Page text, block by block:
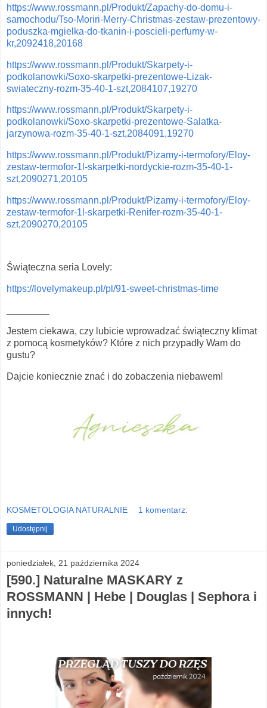
https://www.rossmann.pl/Produkt/Zapachy-do-domu-i-
samochodu/Tso-Moriri-Merry-Christmas-zestaw-prezentowy-
poduszka-mgielka-do-tkanin-i-poscieli-perfumy-w-
kr,2092418,20168
https://www.rossmann.pl/Produkt/Skarpety-i-
podkolanowki/Soxo-skarpetki-prezentowe-Lizak-
swiateczny-rozm-35-40-1-szt,2084107,19270
https://www.rossmann.pl/Produkt/Skarpety-i-
podkolanowki/Soxo-skarpetki-prezentowe-Salatka-
jarzynowa-rozm-35-40-1-szt,2084091,19270
https://www.rossmann.pl/Produkt/Pizamy-i-termofory/Eloy-
zestaw-termofor-1l-skarpetki-nordyckie-rozm-35-40-1-
szt,2090271,20105
https://www.rossmann.pl/Produkt/Pizamy-i-termofory/Eloy-
zestaw-termofor-1l-skarpetki-Renifer-rozm-35-40-1-
szt,2090270,20105
Świąteczna seria Lovely:
https://lovelymakeup.pl/pl/91-sweet-christmas-time
Jestem ciekawa, czy lubicie wprowadzać świąteczny klimat
z pomocą kosmetyków? Które z nich przypadły Wam do
gustu?
Dajcie koniecznie znać i do zobaczenia niebawem!
KOSMETOLOGIA NATURALNIE 1 komentarz:
Udostępnij
poniedziałek, 21 października 2024
[590.] Naturalne MASKARY z
ROSSMANN | Hebe | Douglas | Sephora i
innych!